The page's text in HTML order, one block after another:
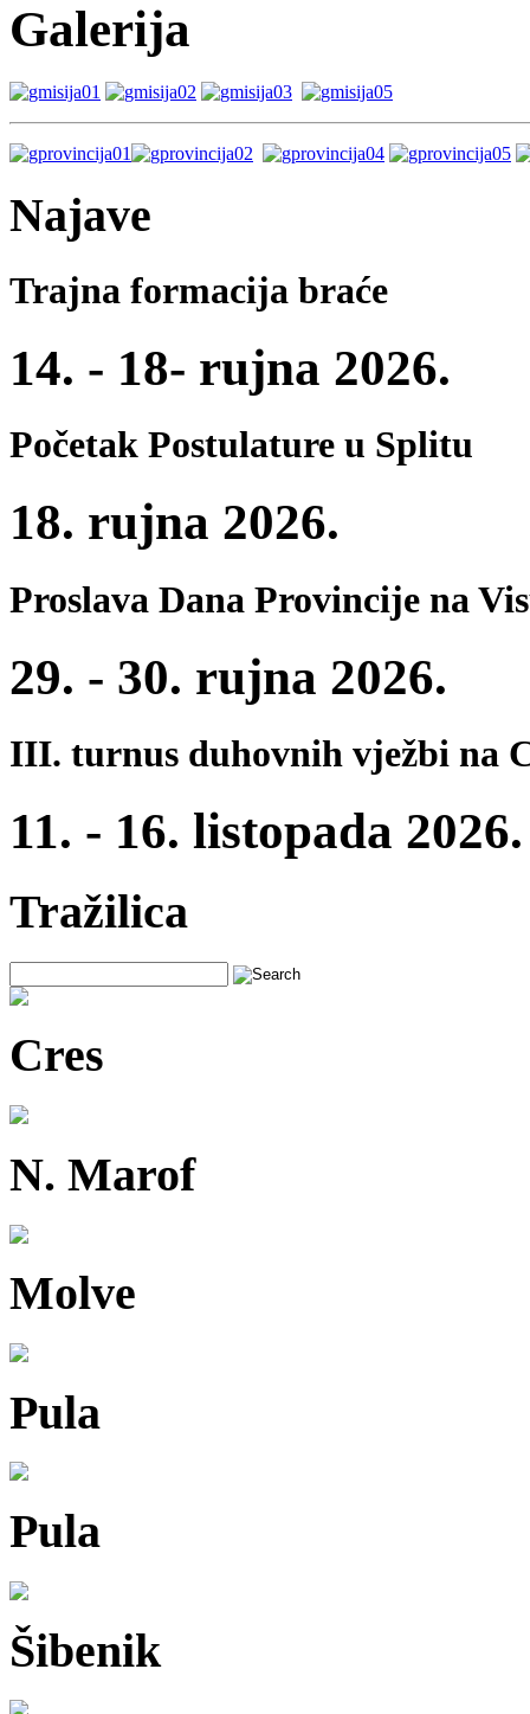
Galerija
Najave
Trajna formacija braće
14. - 18- rujna 2026.
Početak Postulature u Splitu
18. rujna 2026.
Proslava Dana Provincije na
29. - 30. rujna 2026.
III. turnus duhovnih vježbi na
11. - 16. listopada 2026.
Tražilica
Cres
N. Marof
Molve
Pula
Pula
Šibenik